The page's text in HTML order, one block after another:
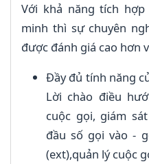
Với khả năng tích
minh thì sự chuyên
được đánh giá cao hơn
Đầy đủ tính năng
Lời chào điều
cuộc gọi, giám
đầu số gọi vào -
(ext),quản lý cuộc